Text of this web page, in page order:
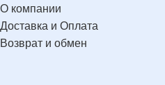
О компании
Доставка и Оплата
Возврат и обмен